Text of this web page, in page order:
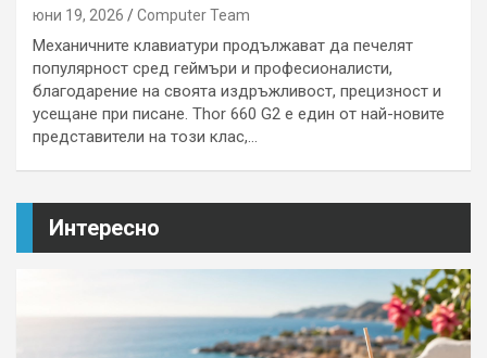
юни 19, 2026 Computer Team
Механичните клавиатури продължават да печелят
популярност сред геймъри и професионалисти,
благодарение на своята издръжливост, прецизност и
усещане при писане. Thor 660 G2 е един от най-новите
представители на този клас,…
Интересно